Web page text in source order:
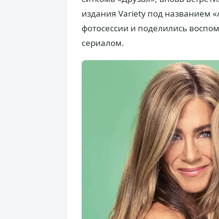
издания Variety под названием
фотосессии и поделились
сериалом.